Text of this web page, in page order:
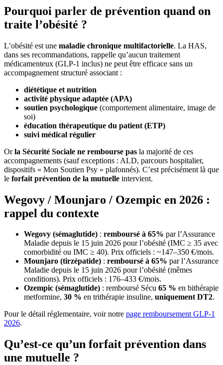
Pourquoi parler de prévention quand on
traite l’obésité ?
L’obésité est une maladie chronique multifactorielle. La HAS,
dans ses recommandations, rappelle qu’aucun traitement
médicamenteux (GLP-1 inclus) ne peut être efficace sans un
accompagnement structuré associant :
diététique et nutrition
activité physique adaptée (APA)
soutien psychologique (comportement alimentaire, image de
soi)
éducation thérapeutique du patient (ETP)
suivi médical régulier
Orla Sécurité Sociale ne rembourse pas la majorité de ces
accompagnements (sauf exceptions : ALD, parcours hospitalier,
dispositifs « Mon Soutien Psy » plafonnés). C’est précisément là que
le forfait prévention de la mutuelle intervient.
Wegovy / Mounjaro / Ozempic en 2026 :
rappel du contexte
Wegovy (sémaglutide) : remboursé à 65% par l’Assurance
Maladie depuis le 15 juin 2026 pour l’obésité (IMC ≥ 35 avec
comorbidité ou IMC ≥ 40). Prix officiels : ~147–350 €/mois.
Mounjaro (tirzépatide) : remboursé à 65% par l’Assurance
Maladie depuis le 15 juin 2026 pour l’obésité (mêmes
conditions). Prix officiels : 176–433 €/mois.
Ozempic (sémaglutide) : remboursé Sécu 65 % en bithérapie
metformine, 30 % en trithérapie insuline, uniquement DT2.
Pour le détail réglementaire, voir notre page remboursement GLP-1
2026.
Qu’est-ce qu’un forfait prévention dans
une mutuelle ?